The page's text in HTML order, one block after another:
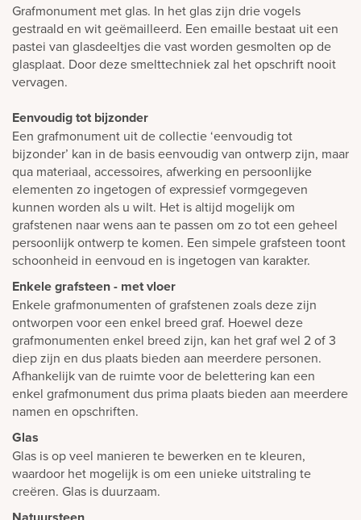
Grafmonument met glas. In het glas zijn drie vogels
gestraald en wit geëmailleerd. Een emaille bestaat uit een
pastei van glasdeeltjes die vast worden gesmolten op de
glasplaat. Door deze smelttechniek zal het opschrift nooit
vervagen.
Eenvoudig tot bijzonder
Een grafmonument uit de collectie ‘eenvoudig tot
bijzonder’ kan in de basis eenvoudig van ontwerp zijn, maar
qua materiaal, accessoires, afwerking en persoonlijke
elementen zo ingetogen of expressief vormgegeven
kunnen worden als u wilt. Het is altijd mogelijk om
grafstenen naar wens aan te passen om zo tot een geheel
persoonlijk ontwerp te komen. Een simpele grafsteen toont
schoonheid in eenvoud en is ingetogen van karakter.
Enkele grafsteen - met vloer
Enkele grafmonumenten of grafstenen zoals deze zijn
ontworpen voor een enkel breed graf. Hoewel deze
grafmonumenten enkel breed zijn, kan het graf wel 2 of 3
diep zijn en dus plaats bieden aan meerdere personen.
Afhankelijk van de ruimte voor de belettering kan een
enkel grafmonument dus prima plaats bieden aan meerdere
namen en opschriften.
Glas
Glas is op veel manieren te bewerken en te kleuren,
waardoor het mogelijk is om een unieke uitstraling te
creëren. Glas is duurzaam.